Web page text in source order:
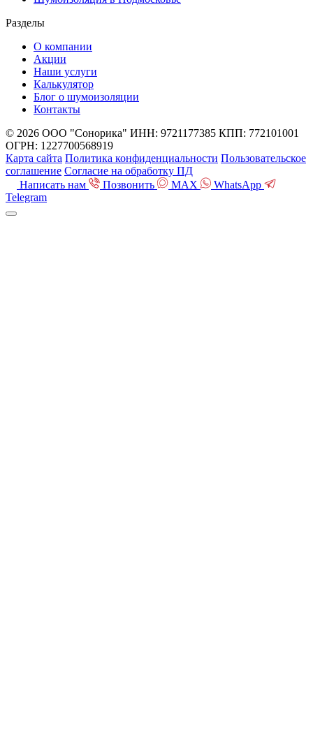
Разделы
О компании
Акции
Наши услуги
Калькулятор
Блог о шумоизоляции
Контакты
© 2026 ООО "Сонорика" ИНН: 9721177385 КПП: 772101001
ОГРН: 1227700568919
Карта сайта Политика конфиденциальности Пользовательское
соглашение Согласие на обработку ПД
Написать нам
Позвонить MAX
WhatsApp
Telegram